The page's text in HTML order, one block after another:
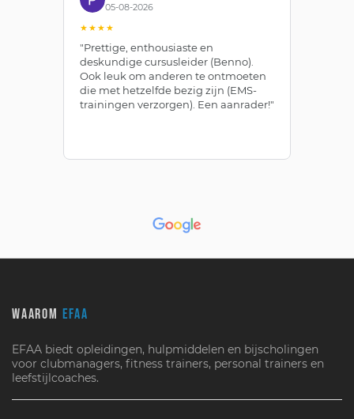
05-08-2026
★★★★
"Prettige, enthousiaste en
deskundige cursusleider (Benno).
Ook leuk om anderen te ontmoeten
die met hetzelfde bezig zijn (EMS-
trainingen verzorgen). Een aanrader!"
WAAROM EFAA
EFAA biedt opleidingen, hulpmiddelen en bijscholingen
voor clubmanagers, fitness trainers, personal trainers en
leefstijlcoaches.